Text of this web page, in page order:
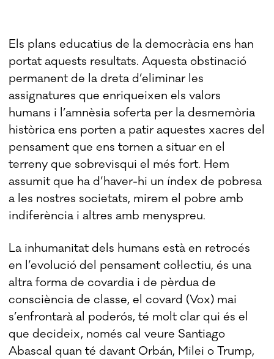
Els plans educatius de la democràcia ens han
portat aquests resultats. Aquesta obstinació
permanent de la dreta d’eliminar les
assignatures que enriqueixen els valors
humans i l’amnèsia soferta per la desmemòria
històrica ens porten a patir aquestes xacres del
pensament que ens tornen a situar en el
terreny que sobrevisqui el més fort. Hem
assumit que ha d’haver-hi un índex de pobresa
a les nostres societats, mirem el pobre amb
indiferència i altres amb menyspreu.
La inhumanitat dels humans està en retrocés
en l’evolució del pensament col·lectiu, és una
altra forma de covardia i de pèrdua de
consciència de classe, el covard (Vox) mai
s’enfrontarà al poderós, té molt clar qui és el
que decideix, només cal veure Santiago
Abascal quan té davant Orbán, Milei o Trump,